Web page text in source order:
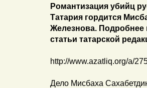
Романтизация убийц
Татария гордится
Железнова. Подробнее
статьи татарской
http://www.azatliq.org/a/
Дело Мисбаха